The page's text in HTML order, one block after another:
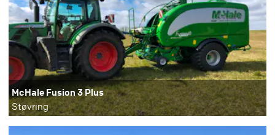
McHale Fusion 3 Plus
Støvring